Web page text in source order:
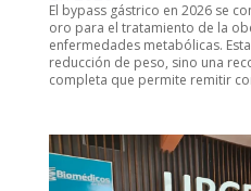
El bypass gástrico en 2026 se
oro para el tratamiento de la
enfermedades metabólicas.
reducción de peso, sino una
completa que permite remitir